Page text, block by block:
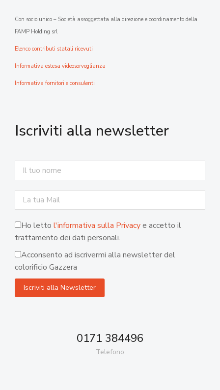
Con socio unico – Società assoggettata alla direzione e coordinamento della
FAMP Holding srl
Elenco contributi statali ricevuti
Informativa estesa videosorveglianza
Informativa fornitori e consulenti
Iscriviti alla newsletter
Ho letto l'informativa sulla Privacye accetto il
trattamento dei dati personali.
Acconsento ad iscrivermi alla newsletter del
colorificio Gazzera
0171 384496
Telefono